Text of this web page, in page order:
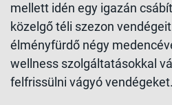
mellett idén egy igazán
közelgő téli szezon
élményfürdő négy
wellness szolgáltatásokkal
felfrissülni vágyó vendégeket.